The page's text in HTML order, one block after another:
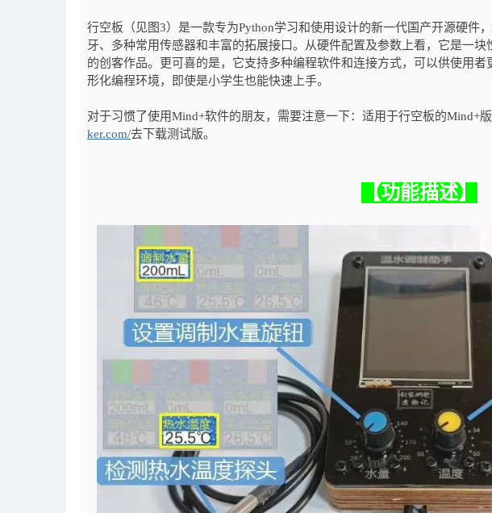
行空板（见图3）是一款专为Python学习和使用设计的新一代国产开源硬件
牙、多种常用传感器和丰富的拓展接口。从硬件配置及参数上看，它是一
的创客作品。更可喜的是，它支持多种编程软件和连接方式，可以供使用者
形化编程环境，即使是小学生也能快速上手。
对于习惯了使用Mind+软件的朋友，需要注意一下：适用于行空板的Mind+
ker.com/去下载测试版。
【功能描述】